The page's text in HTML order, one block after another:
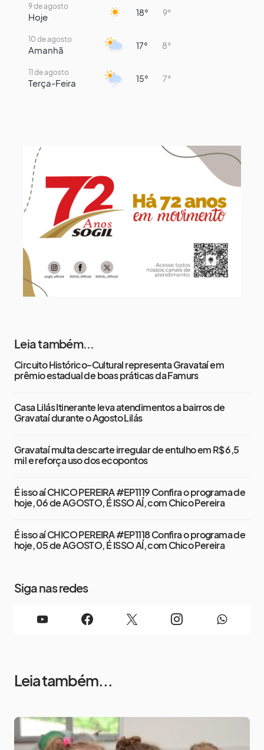
9 de agosto
Hoje 18° 9°
10 de agosto
Amanhã 17° 8°
11 de agosto
Terça-Feira 15° 7°
Quinta-Feira 13°
14 de agosto
Sexta-Feira
15 de agosto
Sábado 22° 15°
Leia também...
Circuito Histórico-Cultural representa Gravataí em
prêmio estadual de boas práticas da Famurs
Casa Lilás Itinerante leva atendimentos a bairros de
Gravataí durante o Agosto Lilás
Gravataí multa descarte irregular de entulho em R$ 6,5
mil e reforça uso dos ecopontos
É isso aí CHICO PEREIRA #EP1119 Confira o programa de
hoje, 06 de AGOSTO, É ISSO AÍ, com Chico Pereira
É isso aí CHICO PEREIRA #EP1118 Confira o programa de
hoje, 05 de AGOSTO, É ISSO AÍ, com Chico Pereira
Siga nas redes
Leia também...